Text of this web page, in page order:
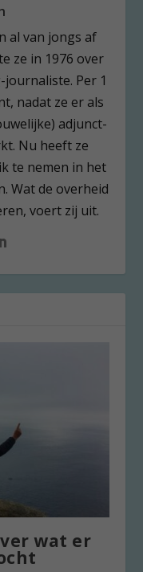
al van jongs af
ze in 1976 over
Per 1
nadat ze er als
adjunct-
Nu heeft ze
te nemen in het
Wat de overheid
voert zij uit.
wat er